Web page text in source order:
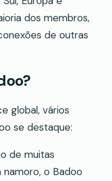
dos membros,
de outras
global, vários
se destaque:
de muitas
o Badoo